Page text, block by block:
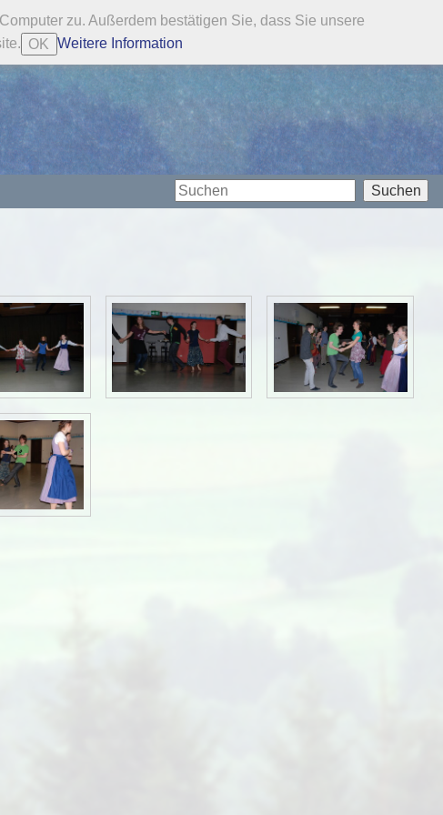
Suchen
zu. Außerdem bestätigen Sie, dass Sie unsere
OK Weitere Information